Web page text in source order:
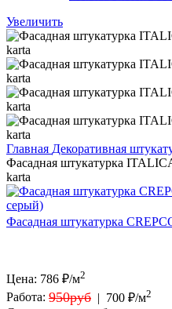
Увеличить
Главная Декоративная
Фасадная штукатурка
karta
Фасадная штукатурка
Цена: 786 ₽/м2
Работа: 950руб | 700 ₽/м2